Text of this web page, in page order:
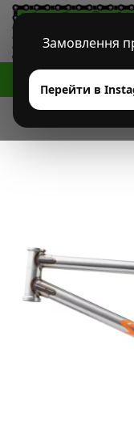
Замовлення
Перейти в
HOME